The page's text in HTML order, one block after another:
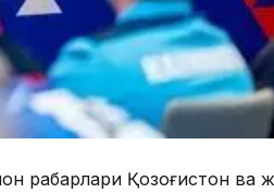
раҳбарлари Қозоғистон ва